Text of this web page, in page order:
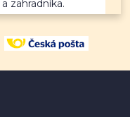
zahradníka.